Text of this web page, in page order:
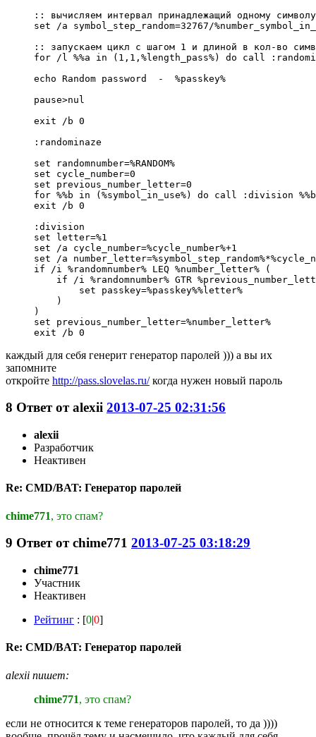
:: вычисляем интервал принадлежащий одному символу
set /a symbol_step_random=32767/
:: запускаем цикл с шагом 1 и длиной в кол-во
for /l %%a in (1,1,%length_pass%) do call
echo Random password  -  %passkey%
pause>nul
exit /b 0
:randominaze
set randomnumber=%RANDOM%
set cycle_number=0
set previous_number_letter=0
for %%b in (%symbol_in_use%) do call :division %%b
exit /b 0
:division
set letter=%1
set /a cycle_number=%cycle_number%+1
set /a
if /i %randomnumber% LEQ %number_letter% (
if /i %randomnumber% GTR
        set passkey=%passkey%%letter%
    )
)
set previous_number_letter=%number_letter%
каждый для себя генерит генератор паролей ))) а вы их
запомните
откройте http://pass.slovelas.ru/когда нужен новый пароль
8 Ответ отalexii 2013-07-25 02:31:56
alexii
Разработчик
Неактивен
Re: CMD/BAT: Генератор паролей
chime771, это спам?
9 Ответ отchime771 2013-07-25 03:18:29
chime771
Участник
Неактивен
Рейтинг : [0|0]
Re: CMD/BAT: Генератор паролей
alexii пишет:
chime771, это спам?
если не относится к теме генераторов паролей, то да ))))